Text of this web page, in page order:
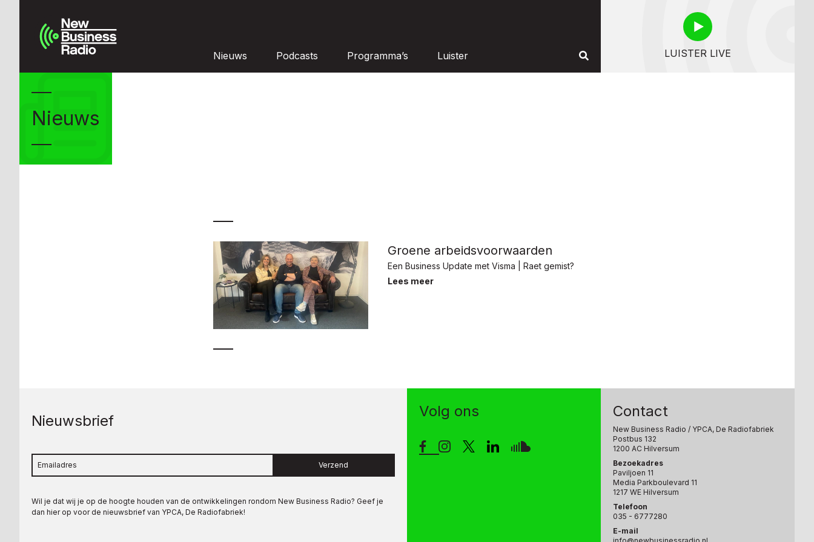
Nieuws Podcasts Programma’s Luister LUISTER LIVE
Nieuws
Groene arbeidsvoorwaarden
Een Business Update met Visma | Raet gemist?
Lees meer
Nieuwsbrief
Verzend
Wil je dat wij je op de hoogte houden van de ontwikkelingen rondom New Business Radio? Geef je
dan hier op voor de nieuwsbrief van YPCA, De Radiofabriek!
Volg ons Contact
New Business Radio / YPCA, De Radiofabriek
Postbus 132
1200 AC Hilversum
Bezoekadres
Paviljoen 11
Media Parkboulevard 11
1217 WE Hilversum
Telefoon
035 - 6777280
E-mail